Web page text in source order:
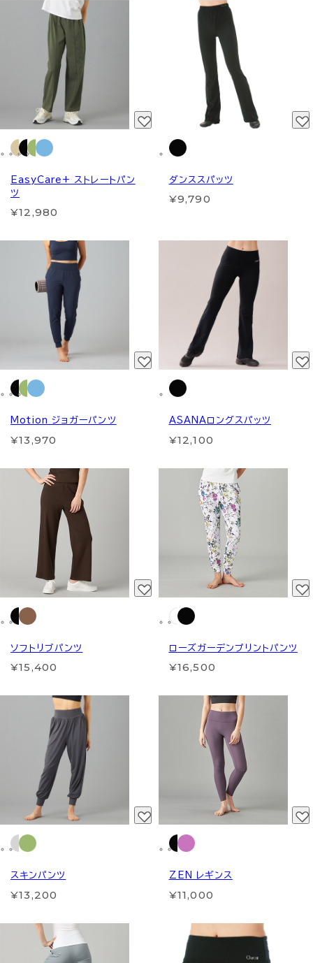
EasyCare+ ストレートパン
ツ
¥12,980
ダンススパッツ
¥9,790
Motion ジョガーパンツ
¥13,970
ASANAロングスパッツ
¥12,100
ソフトリブパンツ
¥15,400
ローズガーデンプリントパンツ
¥16,500
スキンパンツ
¥13,200
ZEN レギンス
¥11,000